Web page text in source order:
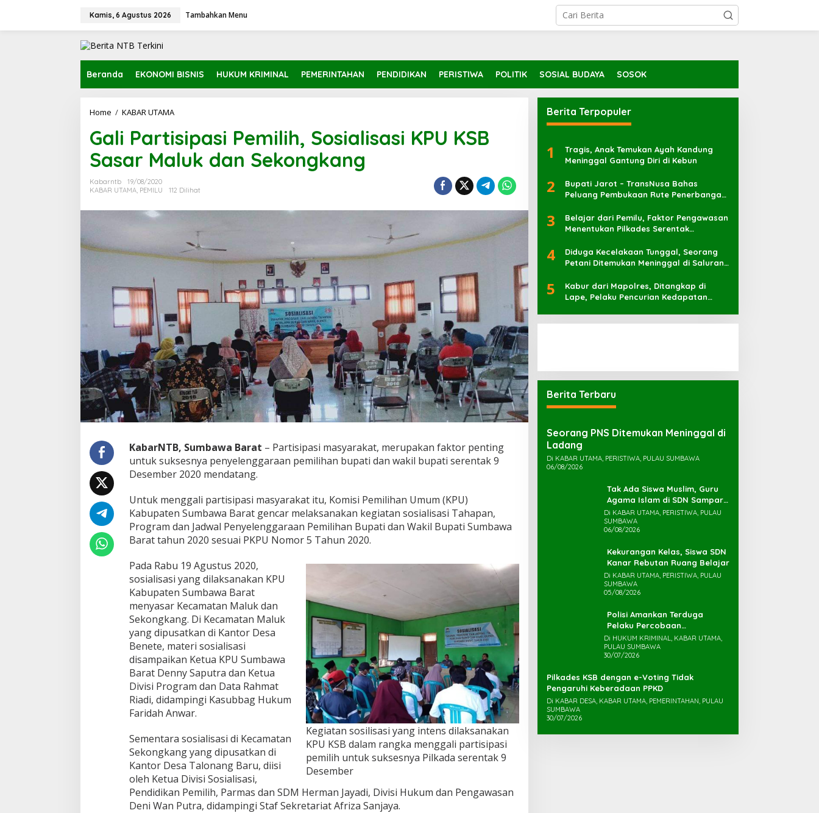
Kamis, 6 Agustus 2026 Tambahkan Menu
Beranda EKONOMI BISNIS HUKUM KRIMINAL PEMERINTAHAN PENDIDIKAN PERISTIWA POLITIK SOSIAL BUDAYA SOSOK
Home / KABAR UTAMA
l
i
P
a
t
s
s
i
e
m
l
h
,
S
o
s
i
a
l
s
a
s
i
P
U
K
S
B
a
s
a
r
M
a
u
k
d
a
n
S
e
k
n
g
k
a
n
g
Gali Partisipasi Pemilih, Sosialisasi KPU KSB
Sasar Maluk dan Sekongkang
Kabarntb
19/08/2020
KABAR UTAMA, PEMILU 112 Dilihat
KabarNTB, Sumbawa Barat – Partisipasi masyarakat, merupakan faktor penting
untuk suksesnya penyelenggaraan pemilihan bupati dan wakil bupati serentak 9
Desember 2020 mendatang.
Untuk menggali partisipasi masyarakat itu, Komisi Pemilihan Umum (KPU)
Kabupaten Sumbawa Barat gencar melaksanakan kegiatan sosialisasi Tahapan,
Program dan Jadwal Penyelenggaraan Pemilihan Bupati dan Wakil Bupati Sumbawa
Barat tahun 2020 sesuai PKPU Nomor 5 Tahun 2020.
Kegiatan sosilisasi yang intens dilaksanakan
KPU KSB dalam rangka menggali partisipasi
pemilih untuk suksesnya Pilkada serentak 9
Desember
Pada Rabu 19 Agustus 2020,
sosialisasi yang dilaksanakan KPU
Kabupaten Sumbawa Barat
menyasar Kecamatan Maluk dan
Sekongkang. Di Kecamatan Maluk
yang dipusatkan di Kantor Desa
Benete, materi sosialisasi
disampaikan Ketua KPU Sumbawa
Barat Denny Saputra dan Ketua
Divisi Program dan Data Rahmat
Riadi, didampingi Kasubbag Hukum
Faridah Anwar.
Sementara sosialisasi di Kecamatan
Sekongkang yang dipusatkan di
Kantor Desa Talonang Baru, diisi
oleh Ketua Divisi Sosialisasi,
Pendidikan Pemilih, Parmas dan SDM Herman Jayadi, Divisi Hukum dan Pengawasan
Deni Wan Putra, didampingi Staf Sekretariat Afriza Sanjaya.
Berita Terpopuler
1
Tragis, Anak Temukan Ayah Kandung
Meninggal Gantung Diri di Kebun
2
Bupati Jarot – TransNusa Bahas
Peluang Pembukaan Rute Penerbangan
Kaharuddin
3
Belajar dari Pemilu, Faktor Pengawasan
Menentukan Pilkades Serentak
4
Diduga Kecelakaan Tunggal, Seorang
Petani Ditemukan Meninggal di Saluran
5
Kabur dari Mapolres, Ditangkap di
Lape, Pelaku Pencurian Kedapatan
Berita Terbaru
Seorang PNS Ditemukan Meninggal di
Ladang
Di KABAR UTAMA, PERISTIWA, PULAU SUMBAWA
06/08/2026
Tak Ada Siswa Muslim, Guru
Agama Islam di SDN Sampar
Maras Terkatung-katung ‎
Di KABAR UTAMA, PERISTIWA, PULAU
SUMBAWA
06/08/2026
Kekurangan Kelas, Siswa SDN
Kanar Rebutan Ruang Belajar
Di KABAR UTAMA, PERISTIWA, PULAU
SUMBAWA
05/08/2026
Polisi Amankan Terduga
Pelaku Percobaan
Pemerkosaan yang Ancam
Korban dengan Parang
Di HUKUM KRIMINAL, KABAR UTAMA,
PULAU SUMBAWA
30/07/2026
Pilkades KSB dengan e-Voting Tidak
Pengaruhi Keberadaan PPKD
Di KABAR DESA, KABAR UTAMA, PEMERINTAHAN, PULAU
SUMBAWA
30/07/2026